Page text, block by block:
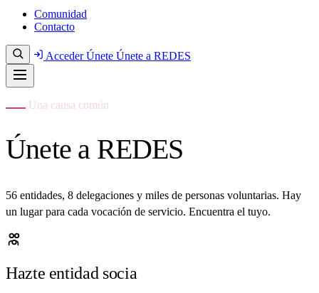
Comunidad
Contacto
AccederÚnete Únete a REDES
Una causa común
Únete a REDES
56 entidades, 8 delegaciones y miles de personas voluntarias. Hay
un lugar para cada vocación de servicio. Encuentra el tuyo.
Hazte entidad socia